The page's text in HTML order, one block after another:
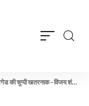
खतरनाक – विजय शंकर तिवारी